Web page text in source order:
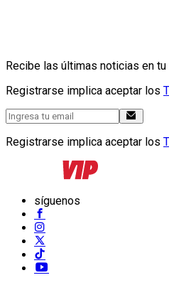
Recibe las últimas noticias en
Registrarse implica aceptar los
Registrarse implica aceptar los
síguenos